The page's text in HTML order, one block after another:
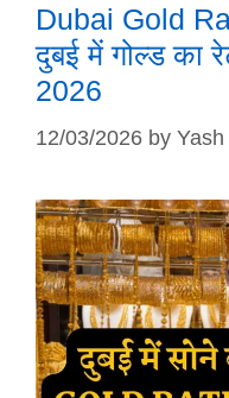
Dubai Gold
दुबई में गोल्ड का
2026
12/03/2026 by